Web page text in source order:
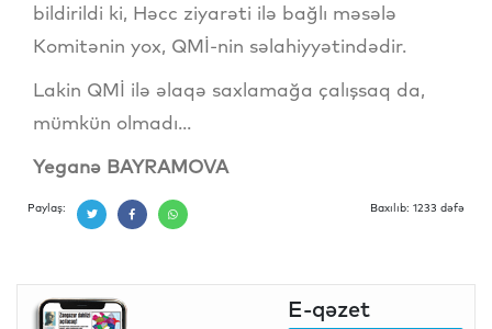
bildirildi ki, Həcc ziyarəti ilə bağlı məsələ
Komitənin yox, QMİ-nin səlahiyyətindədir.
Lakin QMİ ilə əlaqə saxlamağa çalışsaq da,
mümkün olmadı...
Yeganə BAYRAMOVA
Paylaş: Baxılıb: 1233 dəfə
E-qəzet